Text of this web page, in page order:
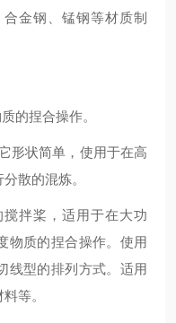
金钢、锰钢等材质制
的捏合操作。
形状简单，使用于在高
散的混炼。
拌桨，适用于在大功
物质的捏合操作。使用
线型的排列方式。适用
等。